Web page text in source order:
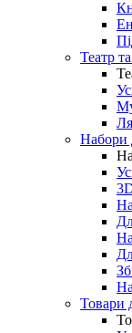
Театр
Набори
Товари